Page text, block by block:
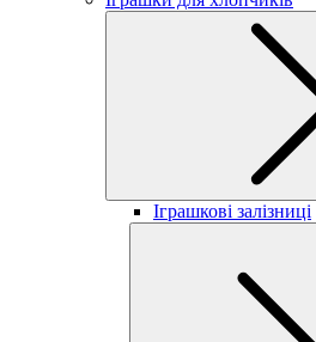
Іграшкові залізниці